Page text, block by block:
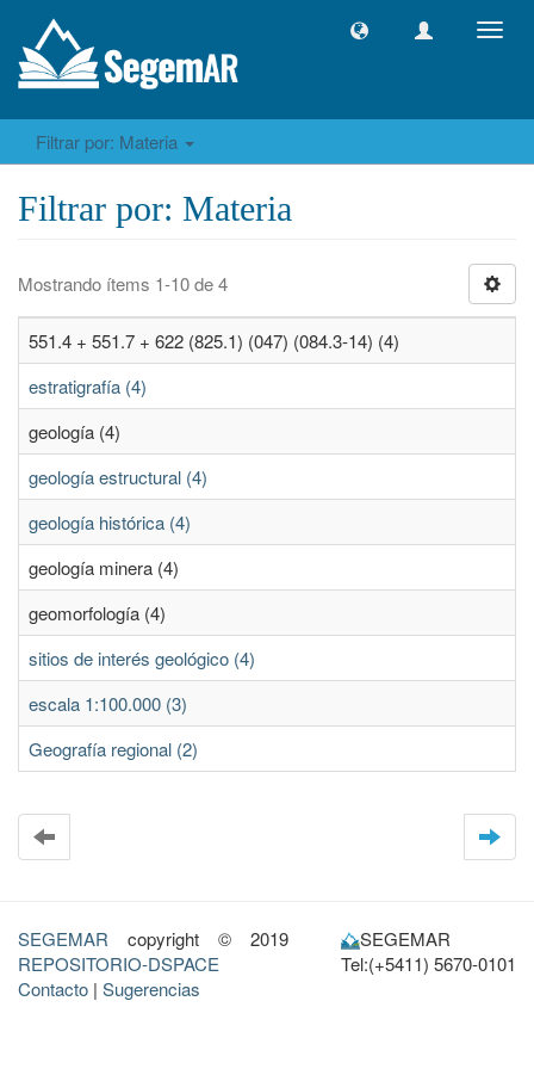
Filtrar por: Materia
Filtrar por: Materia
Mostrando ítems 1-10 de 4
551.4 + 551.7 + 622 (825.1) (047) (084.3-14) (4)
estratigrafía (4)
geología (4)
geología estructural (4)
geología histórica (4)
geología minera (4)
geomorfología (4)
sitios de interés geológico (4)
escala 1:100.000 (3)
Geografía regional (2)
SEGEMAR copyright © 2019
REPOSITORIO-DSPACE
Contacto | Sugerencias
SEGEMAR
Tel:(+5411) 5670-0101